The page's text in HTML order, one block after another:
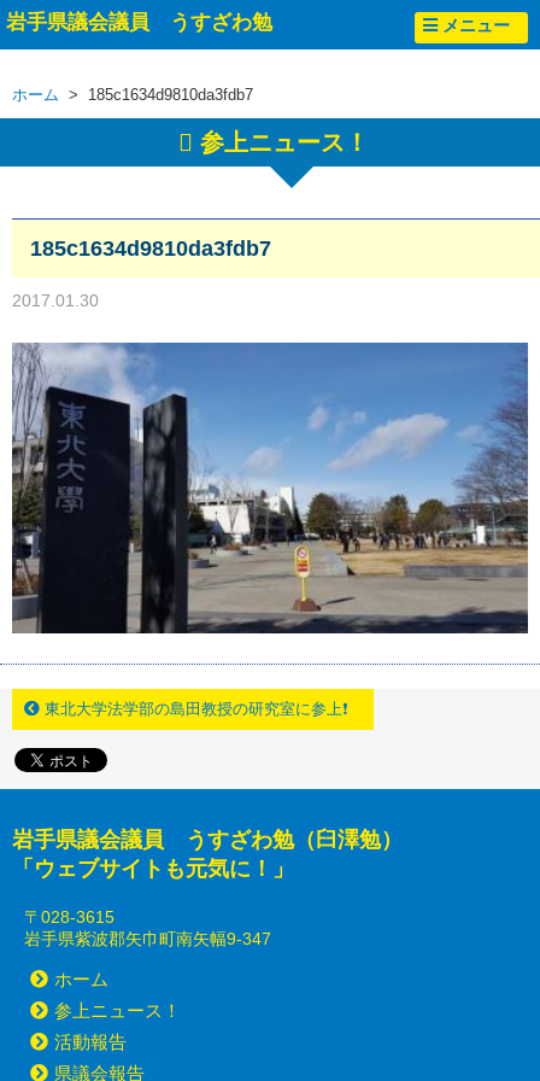
岩手県議会議員 うすざわ勉 メニュー
ホーム > 185c1634d9810da3fdb7
参上ニュース！
185c1634d9810da3fdb7
2017.01.30
東北大学法学部の島田教授の研究室に参上❗
岩手県議会議員 うすざわ勉（臼澤勉）
「ウェブサイトも元気に！」
〒028-3615
岩手県紫波郡矢巾町南矢幅9-347
ホーム
参上ニュース！
活動報告
県議会報告